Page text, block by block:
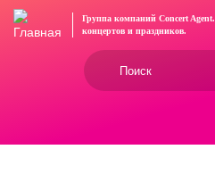
Перейти
Группа компаний Concert Agent.
концертови праздников.